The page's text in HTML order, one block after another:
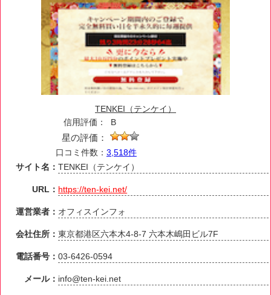
TENKEI（テンケイ）
信用評価：
B
星の評価：
口コミ件数： 3,518件
サイト名：TENKEI（テンケイ）
URL： https://ten-kei.net/
運営業者： オフィスインフォ
会社住所：東京都港区六本木4-8-7 六本木嶋田ビル7F
電話番号：03-6426-0594
メール： info@ten-kei.net